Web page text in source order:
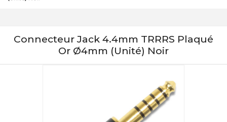
Connecteur Jack 4.4mm TRRRS Plaqué
Or Ø4mm (Unité) Noir